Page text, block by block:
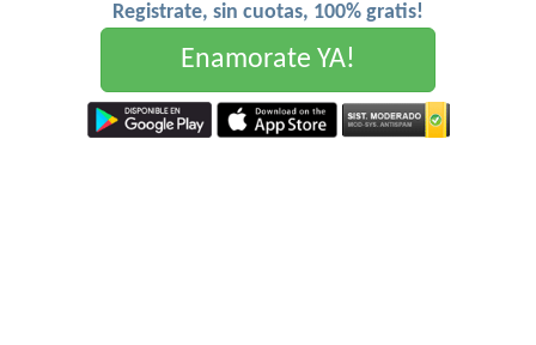
Registrate, sin cuotas, 100% gratis!
Enamorate YA!